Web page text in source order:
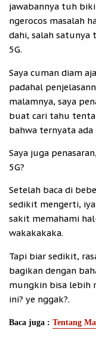
jawabannya tuh
ngerocos masalah
dahi, salah satunya
5G.
Saya cuman diam
padahal
malamnya, saya
buat cari tahu
bahwa ternyata ada
Saya juga
5G?
Setelah baca di
sedikit mengerti,
sakit memahami
wakakakaka.
Tapi biar sedikit,
bagikan dengan
mungkin bisa lebih
ini? ye nggak?.
Baca juga : Tentang